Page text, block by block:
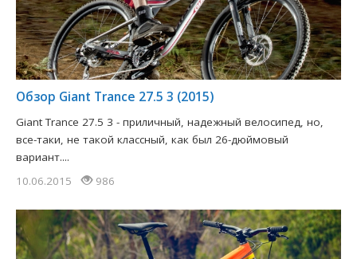
Обзор Giant Trance 27.5 3 (2015)
Giant Trance 27.5 3 - приличный, надежный велосипед, но,
все-таки, не такой классный, как был 26-дюймовый
вариант....
10.06.2015
986